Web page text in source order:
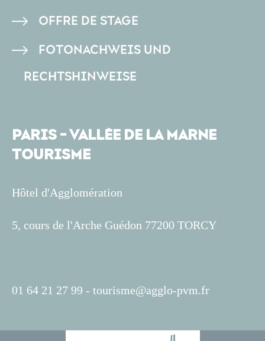
OFFRE DE STAGE
FOTONACHWEIS UND
RECHTSHINWEISE
PARIS - VALLÉE DE LA MARNE
TOURISME
Hôtel d'Agglomération
5, cours de l'Arche Guédon 77200 TORCY
01 64 21 27 99 - tourisme@agglo-pvm.fr